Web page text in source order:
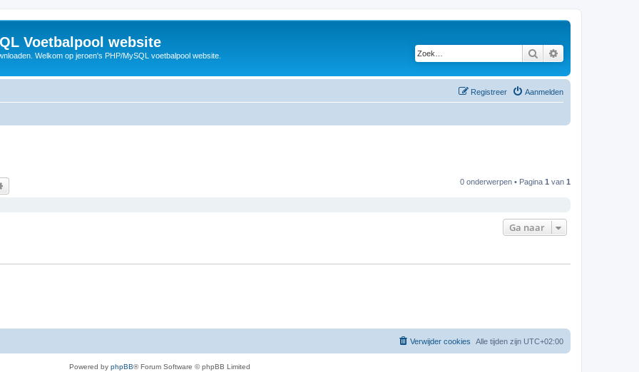
Voetbalpool website
Welkom op jeroen's PHP/MySQL voetbalpool website. Zoek
Aanmelden
Registreer
0 onderwerpen • Pagina 1 van 1
Ga naar
Alle tijden zijn UTC+02:00
Verwijder cookies
Powered by phpBB® Forum Software © phpBB Limited